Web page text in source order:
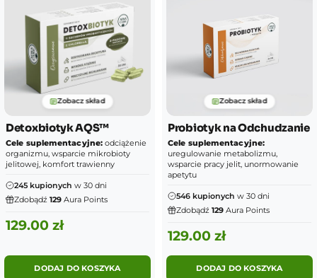
Zobacz skład
Detoxbiotyk AQS™
Cele suplementacyjne: odciążenie
organizmu, wsparcie mikrobioty
jelitowej, komfort trawienny
245 kupionych w 30 dni
Zdobądź 129 Aura Points
129.00 zł
DODAJ DO KOSZYKA
Zobacz skład
Probiotyk na Odchudzanie
Cele suplementacyjne:
uregulowanie metabolizmu,
wsparcie pracy jelit, unormowanie
apetytu
546 kupionych w 30 dni
Zdobądź 129 Aura Points
129.00 zł
DODAJ DO KOSZYKA